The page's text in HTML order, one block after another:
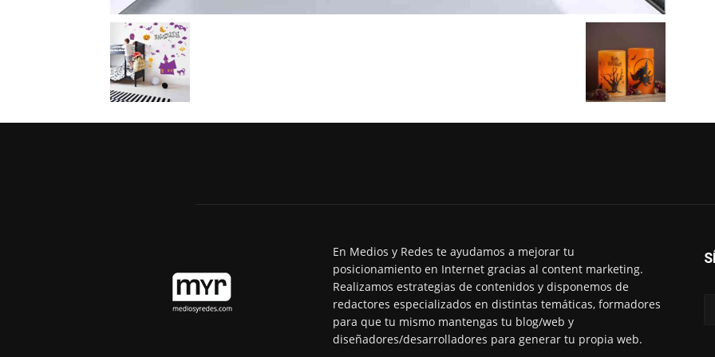
En Medios y Redes te ayudamos a mejorar tu
posicionamiento en Internet gracias al content marketing.
Realizamos estrategias de contenidos y disponemos de
redactores especializados en distintas temáticas, formadores
para que tu mismo mantengas tu blog/web y
diseñadores/desarrolladores para generar tu propia web.